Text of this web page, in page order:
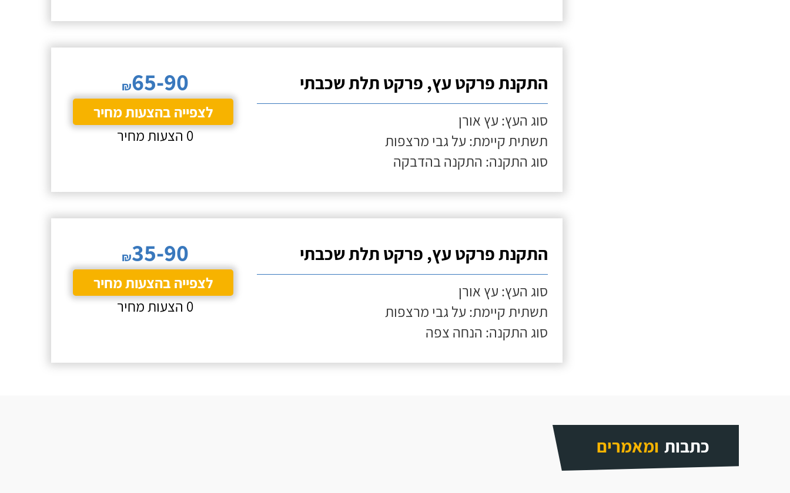
התקנת פרקט עץ, פרקט תלת שכבתי
סוג העץ: עץ אורן
תשתית קיימת: על גבי מרצפות
סוג התקנה: התקנה בהדבקה
₪65-90
לצפייה בהצעות מחיר
0 הצעות מחיר
התקנת פרקט עץ, פרקט תלת שכבתי
סוג העץ: עץ אורן
תשתית קיימת: על גבי מרצפות
סוג התקנה: הנחה צפה
₪35-90
לצפייה בהצעות מחיר
0 הצעות מחיר
כתבות ומאמרים